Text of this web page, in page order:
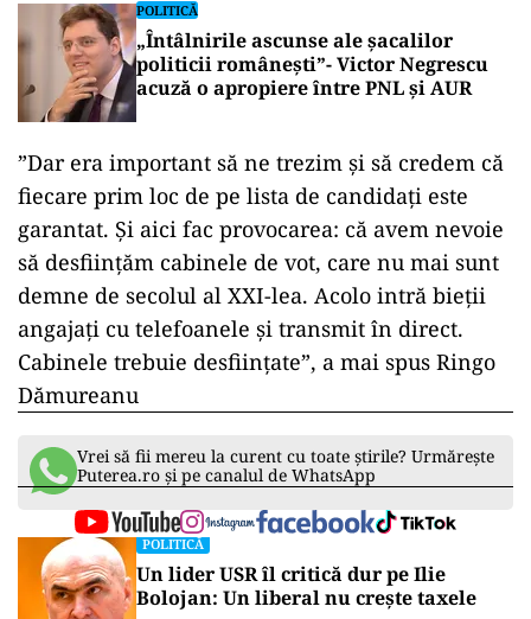
POLITICĂ
„Întâlnirile ascunse ale șacalilor
politicii românești”- Victor Negrescu
acuză o apropiere între PNL și AUR
”Dar era important să ne trezim şi să credem că
fiecare prim loc de pe lista de candidaţi este
garantat. Şi aici fac provocarea: că avem nevoie
să desfiinţăm cabinele de vot, care nu mai sunt
demne de secolul al XXI-lea. Acolo intră bieţii
angajaţi cu telefoanele şi transmit în direct.
Cabinele trebuie desfiinţate”, a mai spus Ringo
Dămureanu
Vrei să fii mereu la curent cu toate știrile? Urmărește
Puterea.ro și pe canalul de WhatsApp
POLITICĂ
Un lider USR îl critică dur pe Ilie
Bolojan: Un liberal nu crește taxele